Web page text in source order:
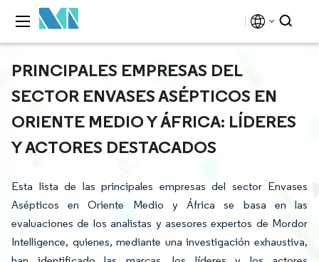
PRINCIPALES EMPRESAS DEL
SECTOR ENVASES ASÉPTICOS EN
ORIENTE MEDIO Y ÁFRICA: LÍDERES
Y ACTORES DESTACADOS
Esta lista de las principales empresas del sector Envases
Asépticos en Oriente Medio y África se basa en las
evaluaciones de los analistas y asesores expertos de Mordor
Intelligence, quienes, mediante una investigación exhaustiva,